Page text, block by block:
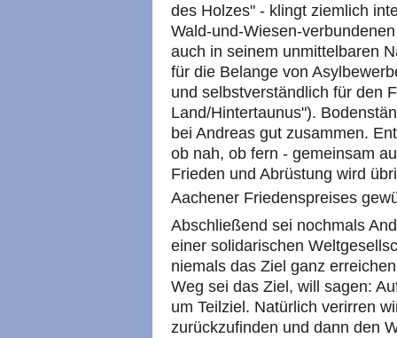
des Holzes" - klingt ziemlich
Wald-und-Wiesen-
auch in seinem unmittelbaren
für die Belange von
und selbstverständlich für den
Land/Hintertaunus").
bei Andreas gut zusammen.
ob nah, ob fern - gemeinsam
Frieden und Abrüstung wird
Aachener Friedenspreises
Abschließend sei nochmals
einer solidarischen
niemals das Ziel ganz
Weg sei das Ziel, will sagen:
um Teilziel. Natürlich verirren
zurückzufinden und dann den